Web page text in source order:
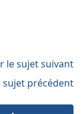
le sujet suivant
sujet précédent